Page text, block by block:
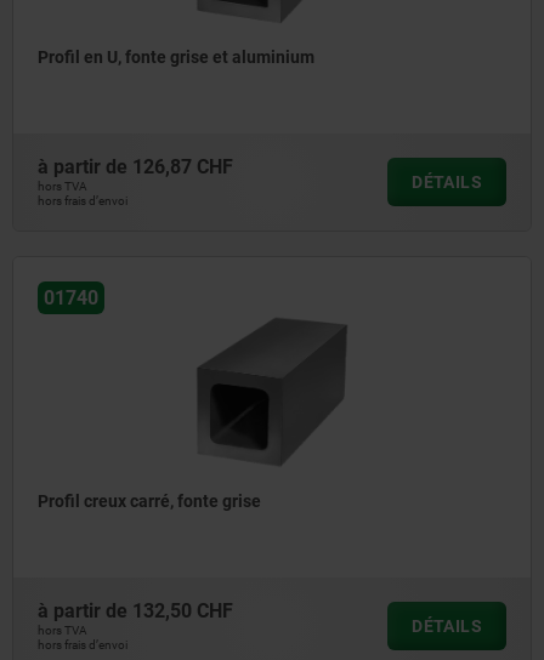
Profil en U, fonte grise et aluminium
à partir de 126,87 CHF
hors TVA
hors frais d’envoi
DÉTAILS
01740
Profil creux carré, fonte grise
à partir de 132,50 CHF
hors TVA
hors frais d’envoi
DÉTAILS